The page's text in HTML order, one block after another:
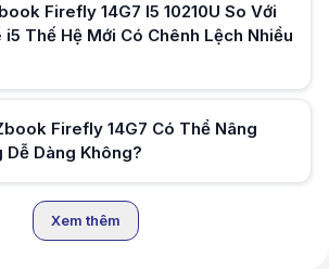
Firefly 14G7 I5 10210U So Với
Thế Hệ Mới Có Chênh Lệch Nhiều
Firefly 14G7 Có Thể Nâng
Dễ Dàng Không?
Xem thêm